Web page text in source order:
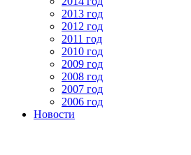
2013 год
2012 год
2011 год
2010 год
2009 год
2008 год
2007 год
2006 год
Новости